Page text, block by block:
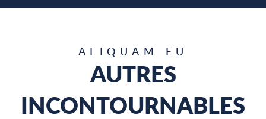
ALIQUAM EU
AUTRES
INCONTOURNABLES